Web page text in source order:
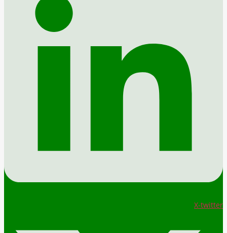
X-twitter